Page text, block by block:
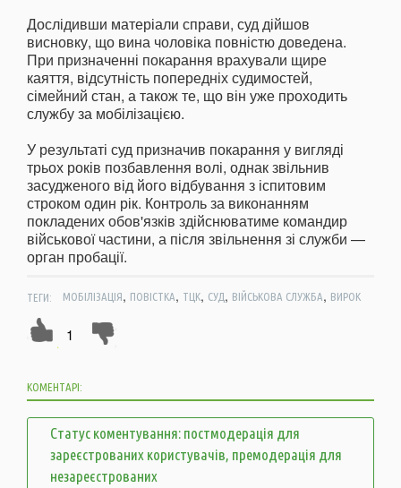
Дослідивши матеріали справи, суд дійшов
висновку, що вина чоловіка повністю доведена.
При призначенні покарання врахували щире
каяття, відсутність попередніх судимостей,
сімейний стан, а також те, що він уже проходить
службу за мобілізацією.
У результаті суд призначив покарання у вигляді
трьох років позбавлення волі, однак звільнив
засудженого від його відбування з іспитовим
строком один рік. Контроль за виконанням
покладених обов'язків здійснюватиме командир
військової частини, а після звільнення зі служби —
орган пробації.
ТЕГИ: МОБІЛІЗАЦІЯ, ПОВІСТКА, ТЦК, СУД, ВІЙСЬКОВА СЛУЖБА, ВИРОК
1
КОМЕНТАРІ:
Статус коментування: постмодерація для
зареєстрованих користувачів, премодерація для
незареєстрованих